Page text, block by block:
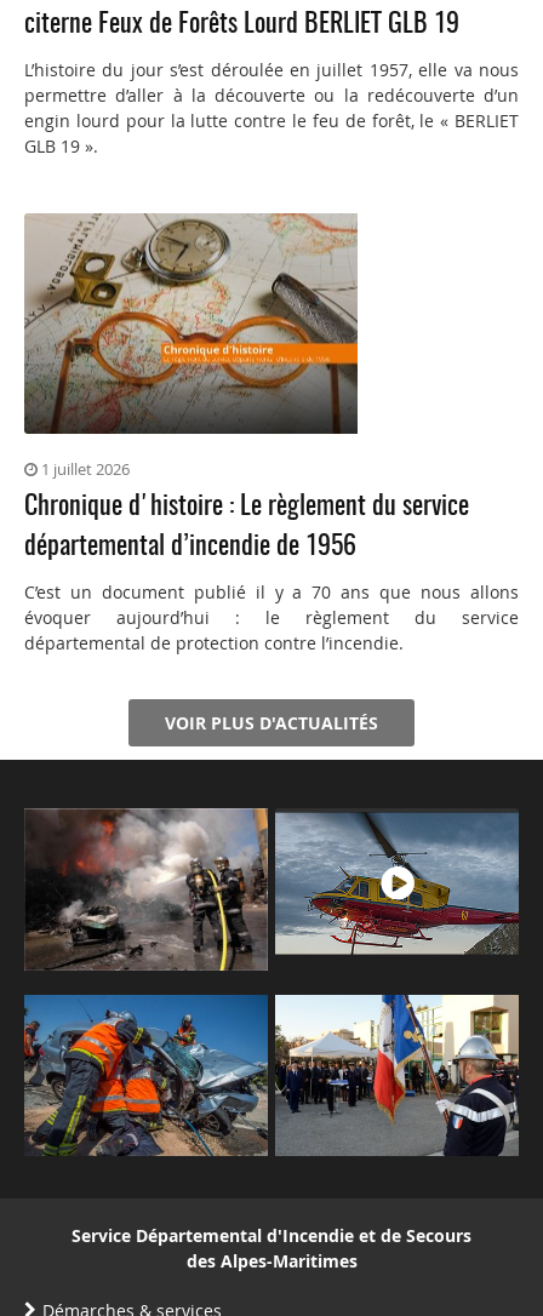
citerne Feux de Forêts Lourd BERLIET GLB 19
L’histoire du jour s’est déroulée en juillet 1957, elle va nous
permettre d’aller à la découverte ou la redécouverte d’un
engin lourd pour la lutte contre le feu de forêt, le « BERLIET
GLB 19 ».
1 juillet 2026
Chronique d'histoire : Le règlement du service
départemental d’incendie de 1956
C’est un document publié il y a 70 ans que nous allons
évoquer aujourd’hui : le règlement du service
départemental de protection contre l’incendie.
VOIR PLUS D'ACTUALITÉS
Service Départemental d'Incendie et de Secours
des Alpes-Maritimes
Démarches & services